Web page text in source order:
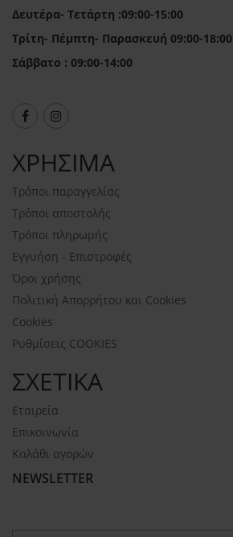
Δευτέρα- Τετάρτη :09:00-15:00
Τρίτη- Πέμπτη- Παρασκευή 09:00-18:00
Σάββατο : 09:00-14:00
ΧΡΗΣΙΜΑ
Τρόποι παραγγελίας
Τρόποι αποστολής
Τρόποι πληρωμής
Εγγυήση - Επιστροφές
Όροι χρήσης
Πολιτική Απορρήτου και Cookies
Cookies
Ρυθμίσεις COOKIES
ΣΧΕΤΙΚΑ
Εταιρεία
Επικοινωνία
Καλάθι αγορών
NEWSLETTER